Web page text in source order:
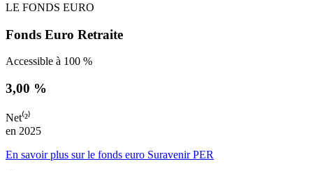
LE FONDS EURO
Fonds Euro Retraite
Accessible à 100 %
3,00 %
Net⁽²⁾
en 2025
En savoir plus sur le fonds euro Suravenir PER